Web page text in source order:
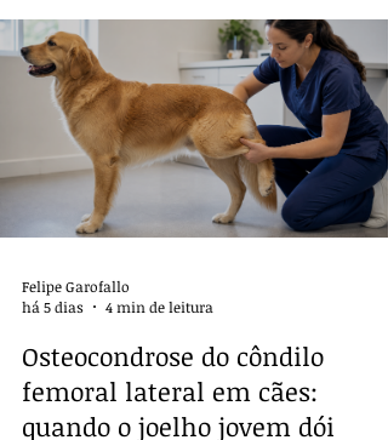
Felipe Garofallo
há 5 dias
4 min de leitura
Osteocondrose do côndilo
femoral lateral em cães:
quando o joelho jovem dói